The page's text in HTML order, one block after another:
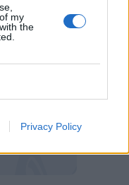
my
the
Privacy Policy